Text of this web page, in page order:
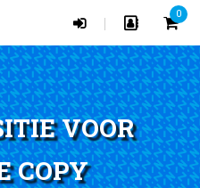
VOOR
COPY
|
0